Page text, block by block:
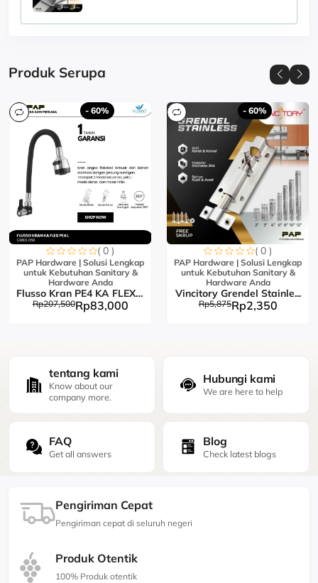
Produk Serupa
- 60%
( 0 )
PAP Hardware | Solusi Lengkap
untuk Kebutuhan Sanitary &
Hardware Anda
Flusso Kran PE4 KA FLEX L...
Rp207,500Rp83,000
- 60%
( 0 )
PAP Hardware | Solusi Lengkap
untuk Kebutuhan Sanitary &
Hardware Anda
Vincitory Grendel Stainle...
Rp5,875Rp2,350
tentang kami
Know about our
company more.
Hubungi kami
We are here to help
FAQ
Get all answers
Blog
Check latest blogs
Pengiriman Cepat
Pengiriman cepat di seluruh negeri
Produk Otentik
100% Produk otentik